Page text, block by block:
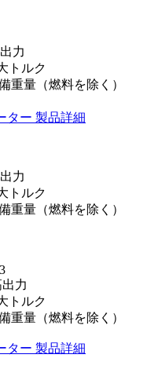
力
トルク
重量（燃料を除く）
ター 製品詳細
力
トルク
重量（燃料を除く）
力
トルク
重量（燃料を除く）
ター 製品詳細